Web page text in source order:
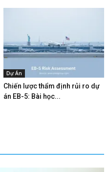
Dự Án
Chiến lược thẩm định rủi ro dự
án EB-5: Bài học...